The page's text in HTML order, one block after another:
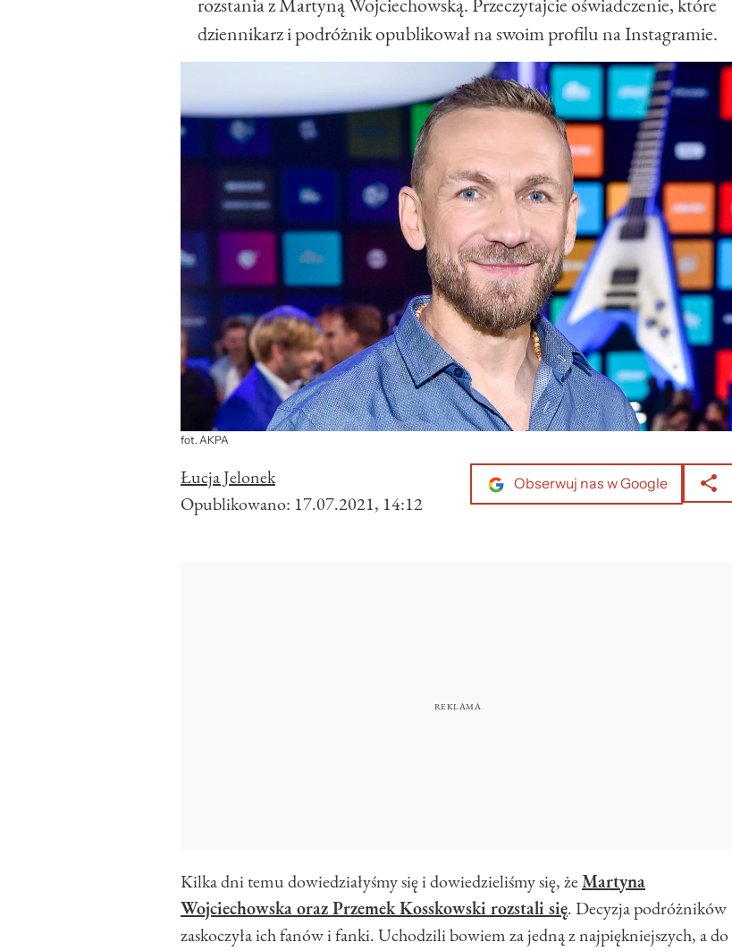
dziennikarz i podróżnik opublikował na swoim profilu na Instagramie.
fot. AKPA
Łucja Jelonek
Opublikowano: 17.07.2021, 14:12
Obserwuj nas w Google
Kilka dni temu dowiedziałyśmy się i dowiedzieliśmy się, żeMartyna
Wojciechowska oraz Przemek Kosskowski rozstali się. Decyzja podróżników
zaskoczyła ich fanów i fanki. Uchodzili bowiem za jedną z najpiękniejszych, a do